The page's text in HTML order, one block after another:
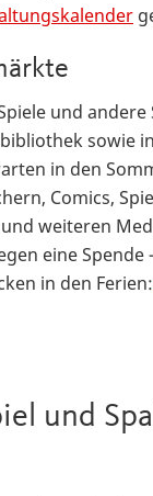
und andere
sowie
in den
Comics,
weiteren
eine Spende
in den Ferien:
und